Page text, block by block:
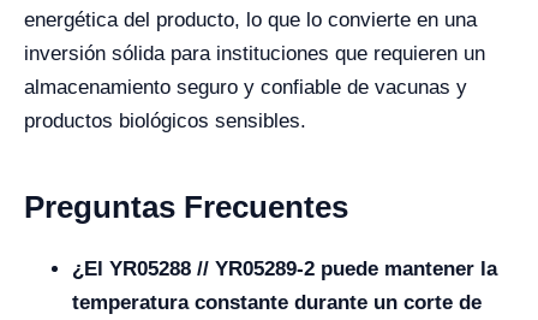
energética del producto, lo que lo convierte en una
inversión sólida para instituciones que requieren un
almacenamiento seguro y confiable de vacunas y
productos biológicos sensibles.
Preguntas Frecuentes
¿El YR05288 // YR05289-2 puede mantener la
temperatura constante durante un corte de